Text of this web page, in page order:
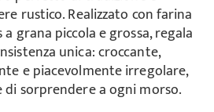
rustico. Realizzato con farina
a grana piccola e grossa, regala
unica: croccante,
e piacevolmente irregolare,
di sorprendere a ogni morso.